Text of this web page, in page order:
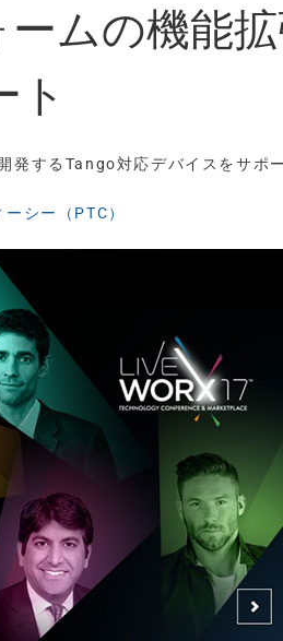
ムの機能
ト
発するTango対応デバイスをサポ
ーシー（PTC）